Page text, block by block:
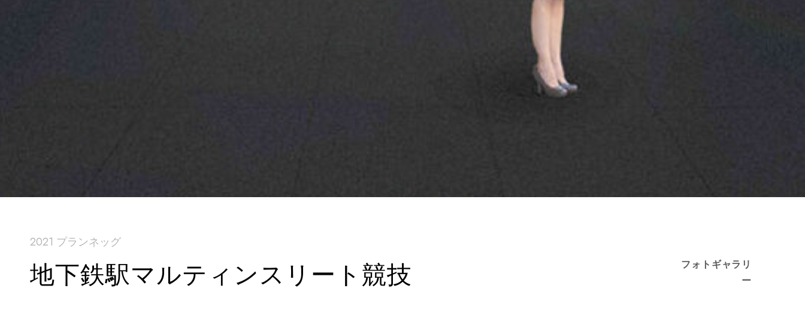
2021 プランネッグ
地下鉄駅マルティンスリート競技
フォトギャラリ
ー